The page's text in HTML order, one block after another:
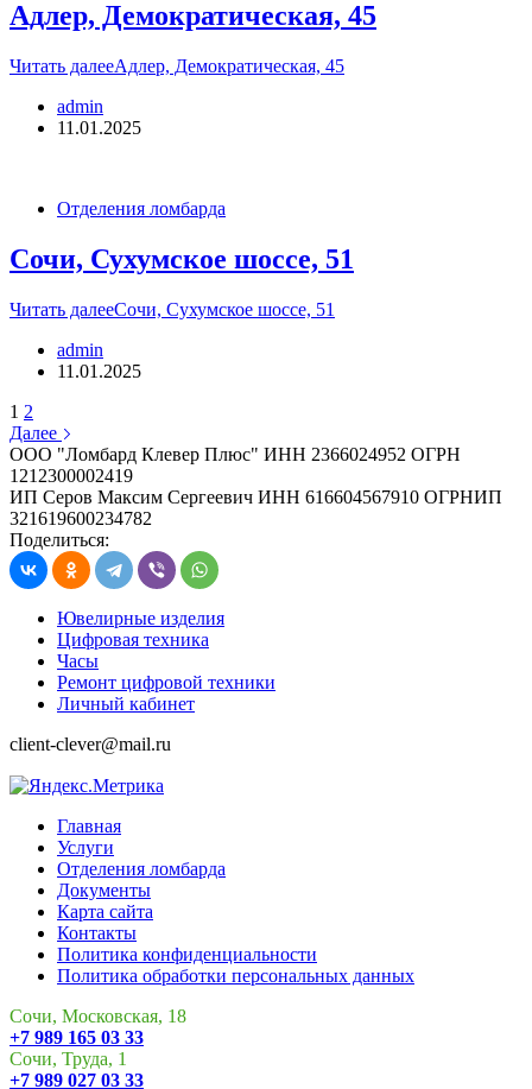
Адлер, Демократическая, 45
Читать далееАдлер, Демократическая, 45
admin
11.01.2025
Отделения ломбарда
Сочи, Сухумское шоссе, 51
Читать далееСочи, Сухумское шоссе, 51
admin
11.01.2025
1 2
Далее
ООО "Ломбард Клевер Плюс" ИНН 2366024952 ОГРН
1212300002419
ИП Серов Максим Сергеевич ИНН 616604567910 ОГРНИП
321619600234782
Поделиться:
Ювелирные изделия
Цифровая техника
Часы
Ремонт цифровой техники
Личный кабинет
client-clever@mail.ru
Главная
Услуги
Отделения ломбарда
Документы
Карта сайта
Контакты
Политика конфиденциальности
Политика обработки персональных данных
Сочи, Московская, 18
+7 989 165 03 33
Сочи, Труда, 1
+7 989 027 03 33